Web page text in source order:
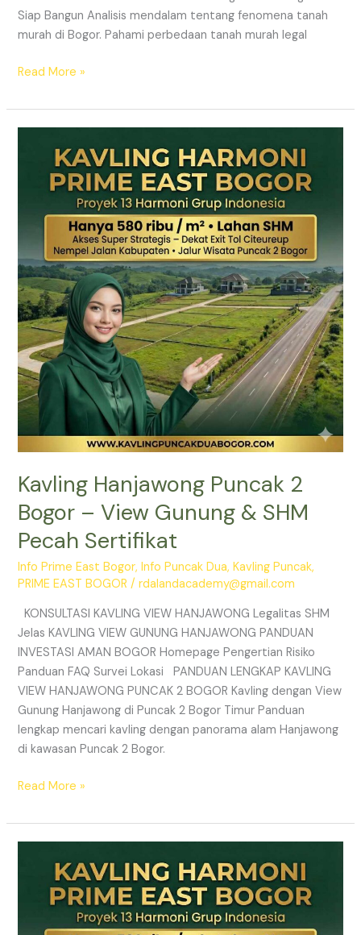
Siap Bangun Analisis mendalam tentang fenomena tanah
murah di Bogor. Pahami perbedaan tanah murah legal
Read More »
Kavling Hanjawong Puncak 2
Bogor – View Gunung & SHM
Pecah Sertifikat
Info Prime East Bogor,Info Puncak Dua,Kavling Puncak,
PRIME EAST BOGOR /rdalandacademy@gmail.com
KONSULTASI KAVLING VIEW HANJAWONG Legalitas SHM
Jelas KAVLING VIEW GUNUNG HANJAWONG PANDUAN
INVESTASI AMAN BOGOR Homepage Pengertian Risiko
Panduan FAQ Survei Lokasi PANDUAN LENGKAP KAVLING
VIEW HANJAWONG PUNCAK 2 BOGOR Kavling dengan View
Gunung Hanjawong di Puncak 2 Bogor Timur Panduan
lengkap mencari kavling dengan panorama alam Hanjawong
di kawasan Puncak 2 Bogor.
Hanjawong
Puncak
Bogor
Gunung
&
SHM
Pecah
Sertifikat
Read More »
Puncak